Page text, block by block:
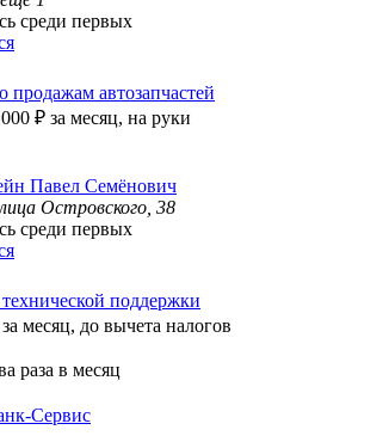
среди первых
автозапчастей
₽ за месяц, на руки
Павел Семёнович
Островского, 38
среди первых
поддержки
за месяц, до вычета налогов
раза в месяц
Сервис